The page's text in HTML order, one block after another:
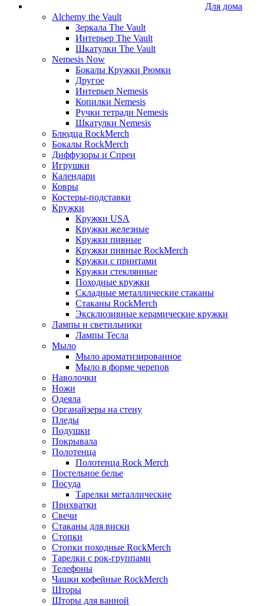
Для дома
Alchemy the Vault
Зеркала The Vault
Интерьер The Vault
Шкатулки The Vault
Nemesis Now
Бокалы Кружки Рюмки
Другое
Интерьер Nemesis
Копилки Nemesis
Ручки тетради Nemesis
Шкатулки Nemesis
Блюдца RockMerch
Бокалы RockMerch
Диффузоры и Спреи
Игрушки
Календари
Ковры
Костеры-подставки
Кружки
Кружки USA
Кружки железные
Кружки пивные
Кружки пивные RockMerch
Кружки с принтами
Кружки стеклянные
Походные кружки
Складные металлические стаканы
Стаканы RockMerch
Эксклюзивные керамические кружки
Лампы и светильники
Лампы Тесла
Мыло
Мыло ароматизированное
Мыло в форме черепов
Наволочки
Ножи
Одеяла
Органайзеры на стену
Пледы
Подушки
Покрывала
Полотенца
Полотенца Rock Merch
Постельное белье
Посуда
Тарелки металлические
Прихватки
Свечи
Стаканы для виски
Стопки
Стопки походные RockMerch
Тарелки с рок-группами
Телефоны
Чашки кофейные RockMerch
Шторы
Шторы для ванной